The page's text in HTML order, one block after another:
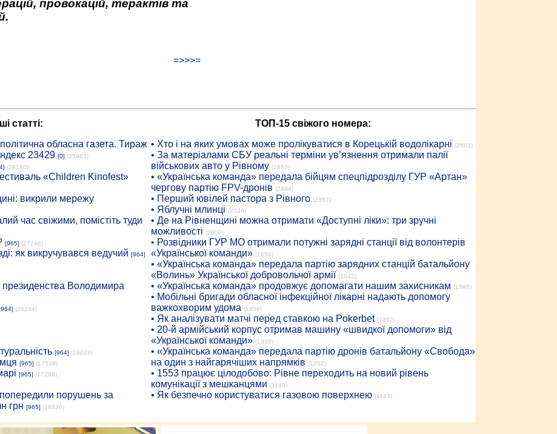
провокацій, терактів та
=>>>=
статті:
обласна газета. Тираж
23429 [0] (35983)
(28180)
«Children Kinofest»
викрили мережу
час свіжими, помістіть туди
[965] (27248)
як викручувався ведучий [964]
президенства Володимира
(26234)
[964] (18029)
[965] (17518)
[965] (17209)
порушень за
грн [965] (16836)
ТОП-15 свіжого номера:
• Хто і на яких умовах може пролікуватися в Корецькій водолікарні (2661)
• За матеріалами СБУ реальні терміни ув’язнення отримали палії
військових авто у Рівному (2653)
• «Українська команда» передала бійцям спецпідрозділу ГУР «Артан»
чергову партію FPV-дронів (2494)
• Перший ювілей пастора з Рівного (2357)
• Яблучні млинці (2036)
• Де на Рівненщині можна отримати «Доступні ліки»: три зручні
можливості (2000)
• Розвідники ГУР МО отримали потужні зарядні станції від волонтерів
«Української команди» (1650)
• «Українська команда» передала партію зарядних станцій батальйону
«Волинь» Української добровольчої армії (1642)
• «Українська команда» продовжує допомагати нашим захисникам (1595)
• Мобільні бригади обласної інфекційної лікарні надають допомогу
важкохворим удома (1459)
• Як аналізувати матчі перед ставкою на Pokerbet (1402)
• 20-й армійський корпус отримав машину «швидкої допомоги» від
«Української команди» (1333)
• «Українська команда» передала партію дронів батальйону «Свобода»
на один з найгарячіших напрямків (1202)
• 1553 працює цілодобово: Рівне переходить на новий рівень
комунікації з мешканцями (1149)
• Як безпечно користуватися газовою поверхнею (1143)